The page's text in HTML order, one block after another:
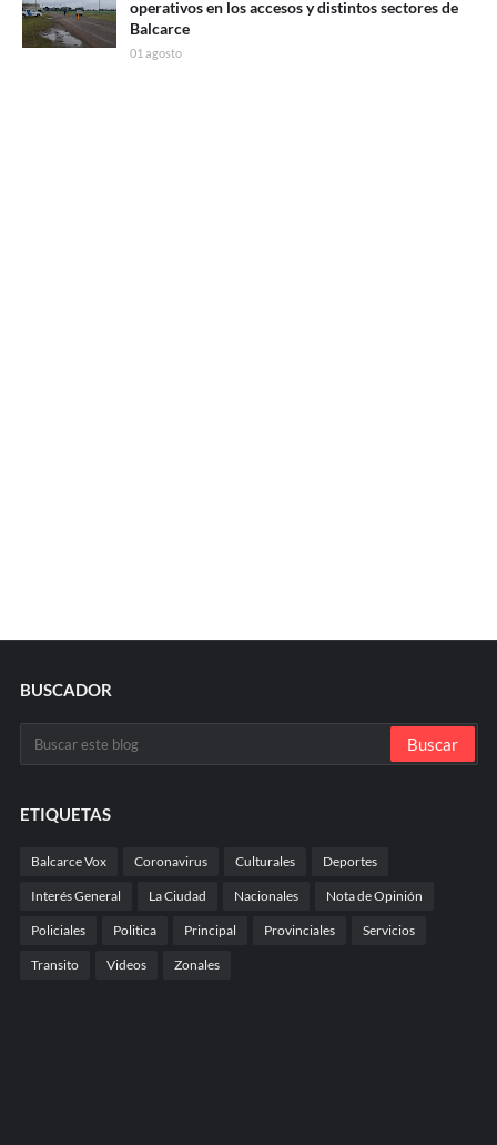
operativos en los accesos y distintos sectores de
Balcarce
01 agosto
BUSCADOR
ETIQUETAS
Balcarce Vox Coronavirus Culturales Deportes
Interés General La Ciudad Nacionales Nota de Opinión
Policiales Politica Principal Provinciales Servicios
Transito Videos Zonales